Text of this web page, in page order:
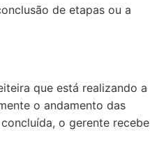
de etapas ou a
que está realizando a
o andamento das
o gerente recebe